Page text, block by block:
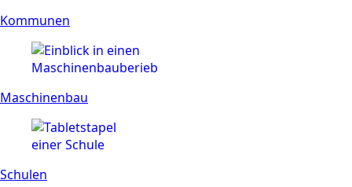
Kommunen
Maschinenbau
Schulen